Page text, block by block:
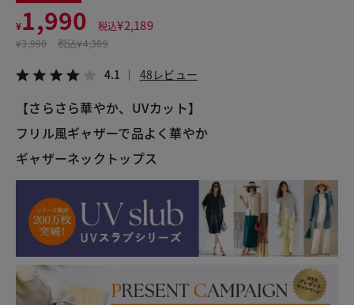
¥1,990 税込¥2,189
¥3,990 税込¥4,389
4.1 48レビュー
【さらさら華やか、UVカット】
フリル風ギャザーで品よく華やか
ギャザーネックトップス